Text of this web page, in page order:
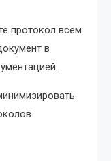
протокол всем
в